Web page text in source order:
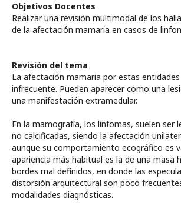
Objetivos Docentes
Realizar una revisión multimodal de los
de la afectación mamaria en casos de
Revisión del tema
La afectación mamaria por estas
infrecuente. Pueden aparecer como una
una manifestación extramedular.
En la mamografía, los linfomas, suelen ser
no calcificadas, siendo la afectación
aunque su comportamiento ecográfico es
apariencia más habitual es la de una masa
bordes mal definidos, en donde las
distorsión arquitectural son poco
modalidades diagnósticas.